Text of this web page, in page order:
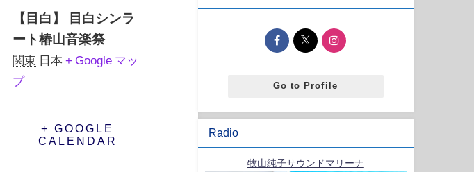
【目白】 目白シンラ
ート椿山音楽祭
関東 日本 + Google マッ
プ
+ GOOGLE
CALENDAR
Go to Profile
Radio
牧山純子サウンドマリーナ